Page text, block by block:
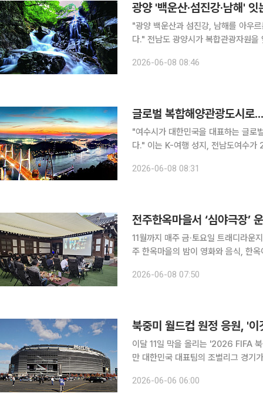
광양 '백운산·섬진강·남해'
"광양 백운산과 섬진강, 남해를 아우
다." 전남도 광양시가 복합관광자원을 앞세워 여름 휴가지로 주목받고 있다. 광양시는 연일 이어지
2026-06-08 08:46
글로벌 복합해양관광도시로
"여수시가 대한민국을 대표하는 글로
다." 이는 K-여행 성지, 전남도여수가 2026 여수세계섬박람회를 계기로 글로벌 복합 해양관광도시
운 관광 패러다임의 전환점이자 섬의
2026-06-08 08:31
전주한옥마을서 ‘심야극장’
11월까지 매주 금·토요일 트래디라운
주 한옥마을의 밤이 영화와 음식, 한옥이 어우
극장’을 운영한다. 전주심
2026-06-08 07:50
북중미 월드컵 원정 응원, '
이달 11일 막을 올리는 '2026 FIFA 북
만 대한민국 대표팀의 조별리그 경기
리청은 안전하고 즐거운 월드컵 관람
2026-06-06 06:00